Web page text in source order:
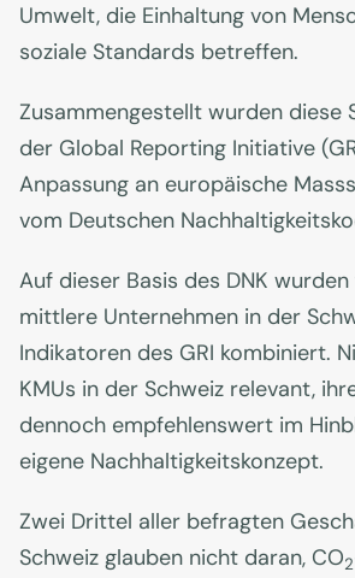
Umwelt, die Einhaltung von
soziale Standards betreffen.
Zusammengestellt wurden diese
der Global Reporting Initiative
Anpassung an europäische
vom Deutschen
Auf dieser Basis des DNK
mittlere Unternehmen in der
Indikatoren des GRI kombiniert.
KMUs in der Schweiz relevant,
dennoch empfehlenswert im
eigene Nachhaltigkeitskonzept.
Zwei Drittel aller befragten
Schweiz glauben nicht daran, CO2